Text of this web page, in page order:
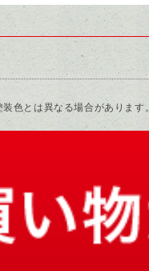
色とは異なる場合があります。